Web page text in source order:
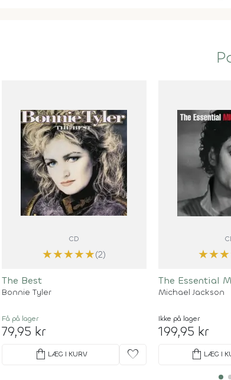
CD
★★★★★(2)
The Best
Bonnie Tyler
Få på lager
79,95 kr
shopping_bag LÆG I KURV favorite
★★★
The Essential
Michael Jackson
Ikke på lager
199,95 kr
shopping_bag LÆG I